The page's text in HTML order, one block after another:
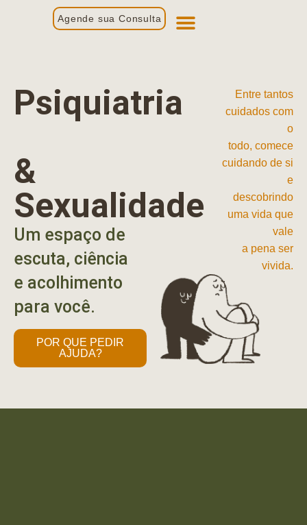
Agende sua Consulta
Psiquiatria
&
Sexualidade
Um espaço de
escuta, ciência
e acolhimento
para você.
POR QUE PEDIR
AJUDA?
Entre tantos
cuidados com
o
todo, comece
cuidando de si
e
descobrindo
uma vida que
vale
a pena ser
vivida.